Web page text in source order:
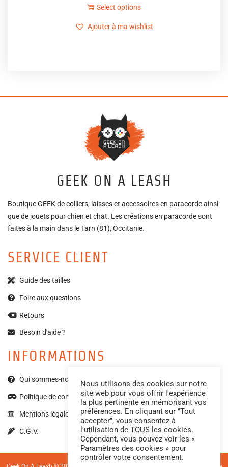
Select options
Ajouter à ma wishlist
GEEK ON A LEASH
Boutique GEEK de colliers, laisses et accessoires en paracorde ainsi
que de jouets pour chien et chat. Les créations en paracorde sont
faites à la main dans le Tarn (81), Occitanie.
SERVICE CLIENT
Guide des tailles
Foire aux questions
Retours
Besoin d'aide ?
INFORMATIONS
Qui sommes-nous ?
Politique de confidentialité
Mentions légales
C.G.V.
Nous utilisons des cookies sur notre
site web pour vous offrir l'expérience
la plus pertinente en mémorisant vos
préférences. En cliquant sur "Tout
accepter", vous consentez à
l'utilisation de TOUS les cookies.
Cependant, vous pouvez voir les «
Paramètres des cookies » pour
contrôler votre consentement.